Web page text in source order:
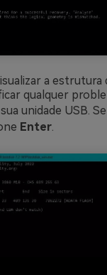
a estrutura
qualquer
unidade USB.
Enter.